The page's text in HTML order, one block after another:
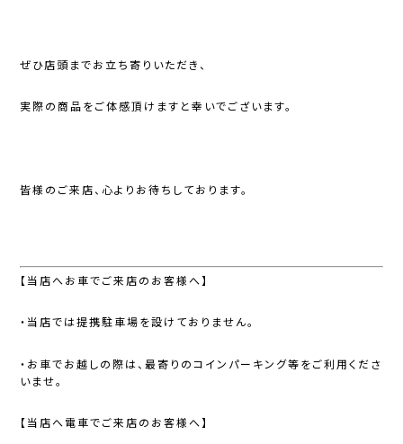
ぜひ店頭までお立ち寄りいただき、
実際の商品をご体感頂けますと幸いでございます。
皆様のご来店、心よりお待ちしております。
【当店へお車でご来店のお客様へ】
・当店では提携駐車場を設けておりません。
・お車でお越しの際は、最寄りのコインパーキング等をご利用くださ
いませ。
【当店へ電車でご来店のお客様へ】